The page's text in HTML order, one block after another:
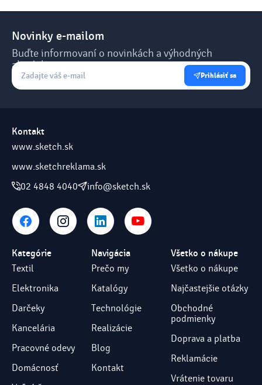
Novinky e-mailom
Buďte informovaní o novinkách a výhodných
akciách.
Prihlásiť sa
Kontakt
www.sketch.sk
www.sketchreklama.sk
02 4848 4040
info@sketch.sk
Kategórie
Textil
Elektronika
Darčeky
Kancelária
Pracovné odevy
Domácnosť
Navigácia
Prečo my
Katalógy
Technológie
Realizácie
Blog
Kontakt
Všetko o nákupe
Všetko o nákupe
Najčastejšie otázky
Obchodné
podmienky
Doprava a platba
Reklamácie
Vrátenie tovaru